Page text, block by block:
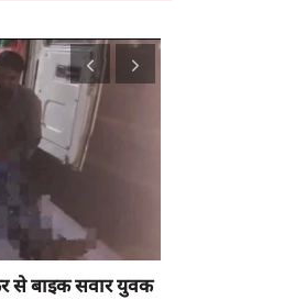
से बाइक सवार युवक